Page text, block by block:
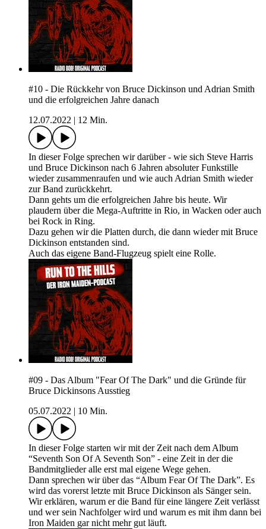
#10 - Die Rückkehr von Bruce Dickinson und Adrian Smith
und die erfolgreichen Jahre danach
12.07.2022
12 Min.
In dieser Folge sprechen wir darüber - wie sich Steve Harris
und Bruce Dickinson nach 6 Jahren absoluter Funkstille
wieder zusammenraufen und wie auch Adrian Smith wieder
zur Band zurückkehrt.
Dann gehts um die erfolgreichen Jahre bis heute. Wir
plaudern über die Mega-Auftritte in Rio, in Wacken oder auch
bei Rock in Ring.
Dazu gehen wir die Platten durch, die dann wieder mit Bruce
Dickinson entstanden sind.
Auch das eigene Band-Flugzeug spielt eine Rolle.
#09 - Das Album "Fear Of The Dark" und die Gründe für
Bruce Dickinsons Ausstieg
05.07.2022
10 Min.
In dieser Folge starten wir mit der Zeit nach dem Album
“Seventh Son Of A Seventh Son” - eine Zeit in der die
Bandmitglieder alle erst mal eigene Wege gehen.
Dann sprechen wir über das “Album Fear Of The Dark”. Es
wird das vorerst letzte mit Bruce Dickinson als Sänger sein.
Wir erklären, warum er die Band für eine längere Zeit verlässt
und wer sein Nachfolger wird und warum es mit ihm dann bei
Iron Maiden gar nicht mehr gut läuft.